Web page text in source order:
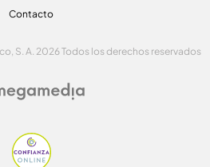
Contacto
S. A. 2026 Todos los derechos reservados